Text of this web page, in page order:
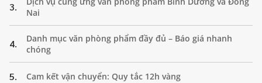
3.
Nai
4.
Danh mục văn phòng phẩm đầy đủ – Báo giá nhanh
chóng
5. Cam kết vận chuyển: Quy tắc 12h vàng